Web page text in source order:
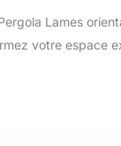
Lames
votre espace